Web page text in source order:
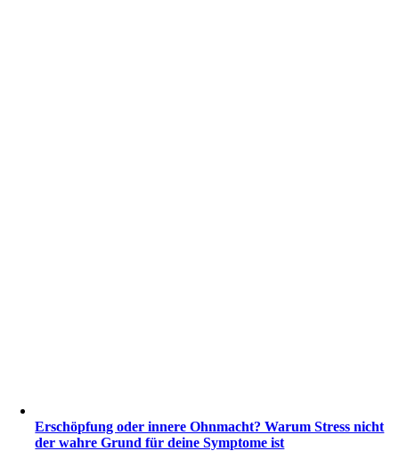
Erschöpfung oder innere Ohnmacht? Warum Stress nicht
der wahre Grund für deine Symptome ist